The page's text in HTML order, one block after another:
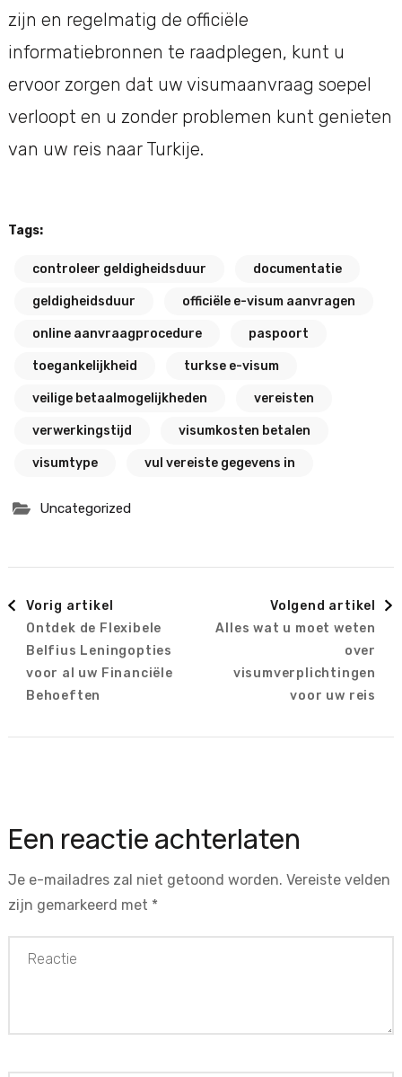
zijn en regelmatig de officiële
informatiebronnen te raadplegen, kunt u
ervoor zorgen dat uw visumaanvraag soepel
verloopt en u zonder problemen kunt genieten
van uw reis naar Turkije.
Tags:
controleer geldigheidsduur documentatie
geldigheidsduur officiële e-visum aanvragen
online aanvraagprocedure paspoort
toegankelijkheid turkse e-visum
veilige betaalmogelijkheden vereisten
verwerkingstijd visumkosten betalen
visumtype vul vereiste gegevens in
Uncategorized
Berichtnavigatie
Vorig artikel
Ontdek de Flexibele
Belfius Leningopties
voor al uw Financiële
Behoeften
Volgend artikel
Alles wat u moet weten
over
visumverplichtingen
voor uw reis
Een reactie achterlaten
Je e-mailadres zal niet getoond worden. Vereiste velden
zijn gemarkeerd met *